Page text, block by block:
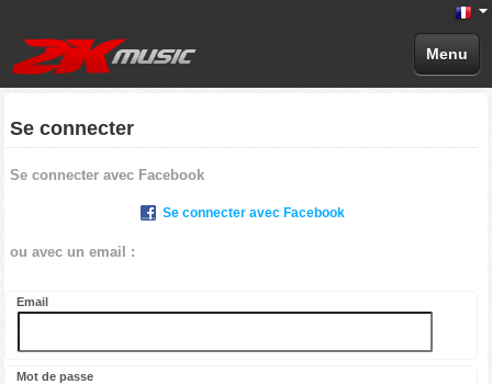
Menu
Se connecter
Se connecter avec Facebook
Se connecter avec Facebook
ou avec un email :
Email
Mot de passe